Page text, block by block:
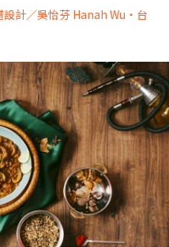
計／吳怡芬 Hanah Wu・台